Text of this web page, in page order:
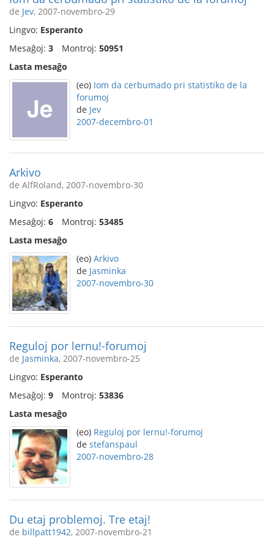
de Jev, 2007-novembro-29
Lingvo: Esperanto
Mesaĝoj: 3 Montroj: 50951
Lasta mesaĝo
(eo) Iom da cerbumado pri statistiko de la
forumoj
de Jev
2007-decembro-01
Arkivo
de AlfRoland, 2007-novembro-30
Lingvo: Esperanto
Mesaĝoj: 6 Montroj: 53485
Lasta mesaĝo
(eo) Arkivo
de Jasminka
2007-novembro-30
Reguloj por lernu!-forumoj
de Jasminka, 2007-novembro-25
Lingvo: Esperanto
Mesaĝoj: 9 Montroj: 53836
Lasta mesaĝo
(eo) Reguloj por lernu!-forumoj
de stefanspaul
2007-novembro-28
Du etaj problemoj. Tre etaj!
de billpatt1942, 2007-novembro-21